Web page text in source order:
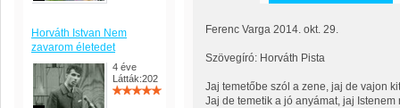
Horváth Istvan Nem
zavarom életedet
4 éve
Látták:202
Ferenc Varga 2014. okt. 29.
Szövegíró: Horváth Pista
Jaj temetőbe szól a zene, jaj de vajon
Jaj de temetik a jó anyámat, jaj Istenem